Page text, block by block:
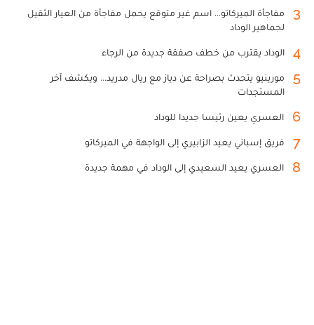
3
مفاجأة الميركاتو... اسم غير متوقع يحمل مفاجأة من العيار الثقيل
لجماهير الوداد
4 الوداد يقترب من خطف صفقة جديدة من الرجاء
5
مورينيو يتحدث بصراحة عن دياز مع ريال مدريد... ويكشف آخر
المستجدات
6 العسري يعين رئيسا جديدا للوداد
7 فريق إسباني يعيد الزابيري إلى الواجهة في الميركاتو
8 العسري يعيد السعيدي إلى الوداد في مهمة جديدة